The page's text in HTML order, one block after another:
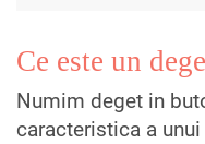
Ce este un
Numim deget in
caracteristica a